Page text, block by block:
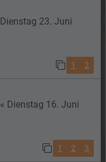
Dienstag 23. Juni
1 2
« Dienstag 16. Juni
1 2 3